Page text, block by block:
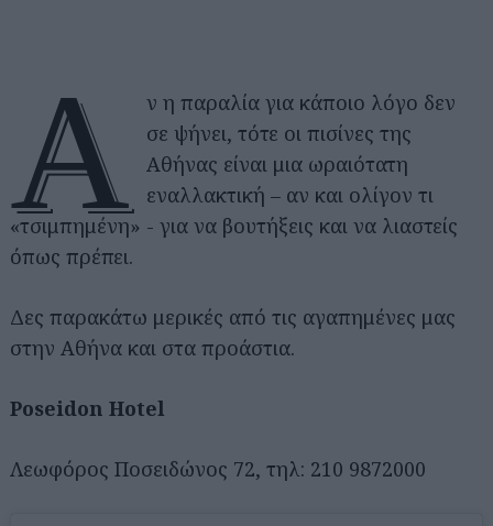
Α
ν η παραλία για κάποιο λόγο δεν
σε ψήνει, τότε οι πισίνες της
Αθήνας είναι μια ωραιότατη
εναλλακτική – αν και ολίγον τι
«τσιμπημένη» - για να βουτήξεις και να λιαστείς
όπως πρέπει.
Δες παρακάτω μερικές από τις αγαπημένες μας
στην Αθήνα και στα προάστια.
Poseidon Hotel
Λεωφόρος Ποσειδώνος 72, τηλ: 210 9872000